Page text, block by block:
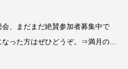
、まだまだ絶賛参加者募集中で
った方はぜひどうぞ。⇒満月のオ